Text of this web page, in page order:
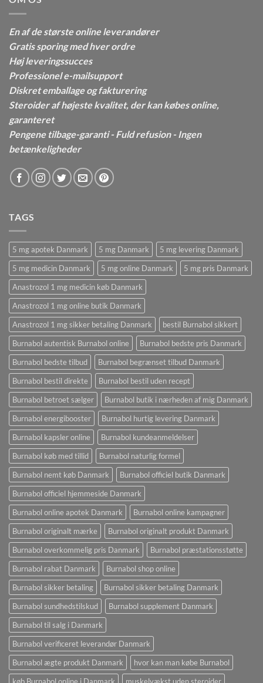
En af de største online leverandører
Gratis sporing med hver ordre
Høj leveringssucces
Professionel e-mailsupport
Diskret emballage og fakturering
Steroider af højeste kvalitet, der kan købes online,
garanteret
Pengene tilbage-garanti - Fuld refusion - Ingen
betænkeligheder
TAGS
5 mg apotek Danmark 5 mg Danmark
5 mg levering Danmark
5 mg medicin Danmark
5 mg online Danmark
5 mg pris Danmark
Anastrozol 1 mg medicin køb Danmark
Anastrozol 1 mg online butik Danmark
Anastrozol 1 mg sikker betaling Danmark
bestil Burnabol sikkert
Burnabol autentisk Burnabol online
Burnabol bedste pris Danmark
Burnabol bedste tilbud
Burnabol begrænset tilbud Danmark
Burnabol bestil direkte
Burnabol bestil uden recept
Burnabol betroet sælger
Burnabol butik i nærheden af ​​mig Danmark
Burnabol energibooster
Burnabol hurtig levering Danmark
Burnabol kapsler online
Burnabol kundeanmeldelser
Burnabol køb med tillid
Burnabol naturlig formel
Burnabol nemt køb Danmark
Burnabol officiel butik Danmark
Burnabol officiel hjemmeside Danmark
Burnabol online apotek Danmark
Burnabol online kampagner
Burnabol originalt mærke
Burnabol originalt produkt Danmark
Burnabol overkommelig pris Danmark
Burnabol præstationsstøtte
Burnabol rabat Danmark
Burnabol shop online
Burnabol sikker betaling
Burnabol sikker betaling Danmark
Burnabol sundhedstilskud
Burnabol supplement Danmark
Burnabol til salg i Danmark
Burnabol verificeret leverandør Danmark
Burnabol ægte produkt Danmark
hvor kan man købe Burnabol